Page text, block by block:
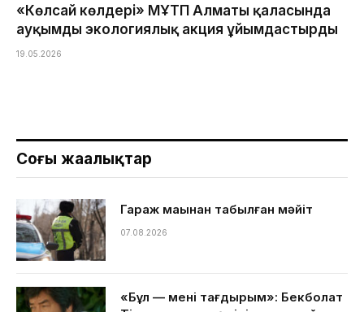
«Көлсай көлдері» МҰТП Алматы қаласында
ауқымды экологиялық акция ұйымдастырды
19.05.2026
Соңғы жаңалықтар
Гараж маңынан табылған мәйіт
07.08.2026
«Бұл — менің тағдырым»: Бекболат